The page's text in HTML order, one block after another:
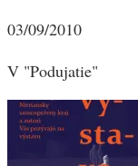
03/09/2010
V "Podujatie"